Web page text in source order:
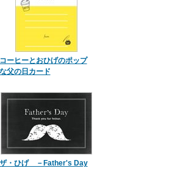
コーヒーとおひげのポップ
な父の日カード
ザ・ひげ －Father's Day